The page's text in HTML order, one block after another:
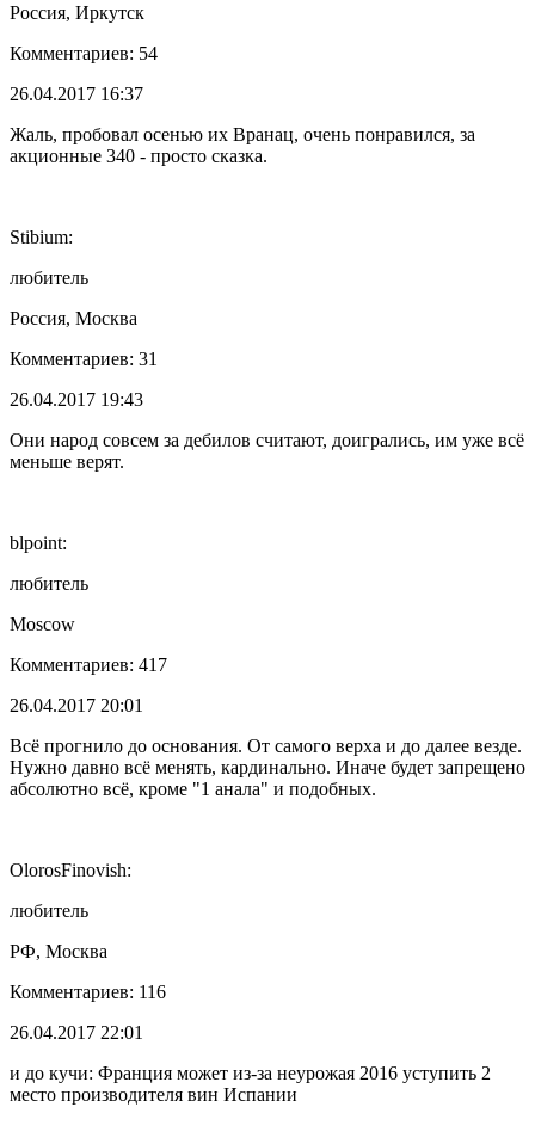
Россия, Иркутск
Комментариев: 54
26.04.2017 16:37
Жаль, пробовал осенью их Вранац, очень понравился, за
акционные 340 - просто сказка.
Stibium:
любитель
Россия, Москва
Комментариев: 31
26.04.2017 19:43
Они народ совсем за дебилов считают, доигрались, им уже всё
меньше верят.
blpoint:
любитель
Moscow
Комментариев: 417
26.04.2017 20:01
Всё прогнило до основания. От самого верха и до далее везде.
Нужно давно всё менять, кардинально. Иначе будет запрещено
абсолютно всё, кроме "1 анала" и подобных.
OlorosFinovish:
любитель
РФ, Москва
Комментариев: 116
26.04.2017 22:01
и до кучи: Франция может из-за неурожая 2016 уступить 2
место производителя вин Испании